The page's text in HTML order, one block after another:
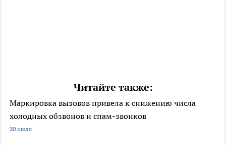
Читайте также:
Маркировка вызовов привела к снижению числа
холодных обзвонов и спам-звонков
30 июля